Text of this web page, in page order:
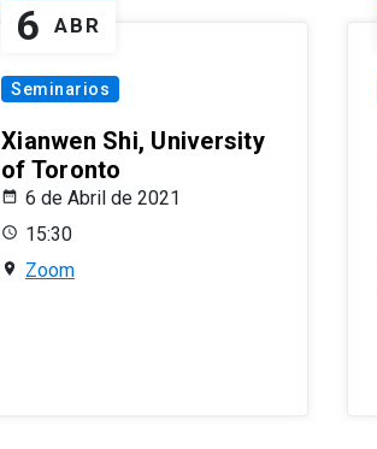
6 ABR
Seminarios
Xianwen Shi, University
of Toronto
6 de Abril de 2021
15:30
Zoom